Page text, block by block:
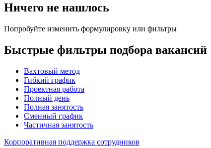
Ничего не нашлось
Попробуйте изменить формулировку или фильтры
Быстрые фильтры подбора вакансий
Вахтовый метод
Гибкий график
Проектная работа
Полный день
Полная занятость
Сменный график
Частичная занятость
Корпоративная поддержка сотрудников